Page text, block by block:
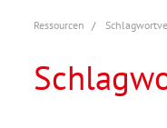
Ressourcen